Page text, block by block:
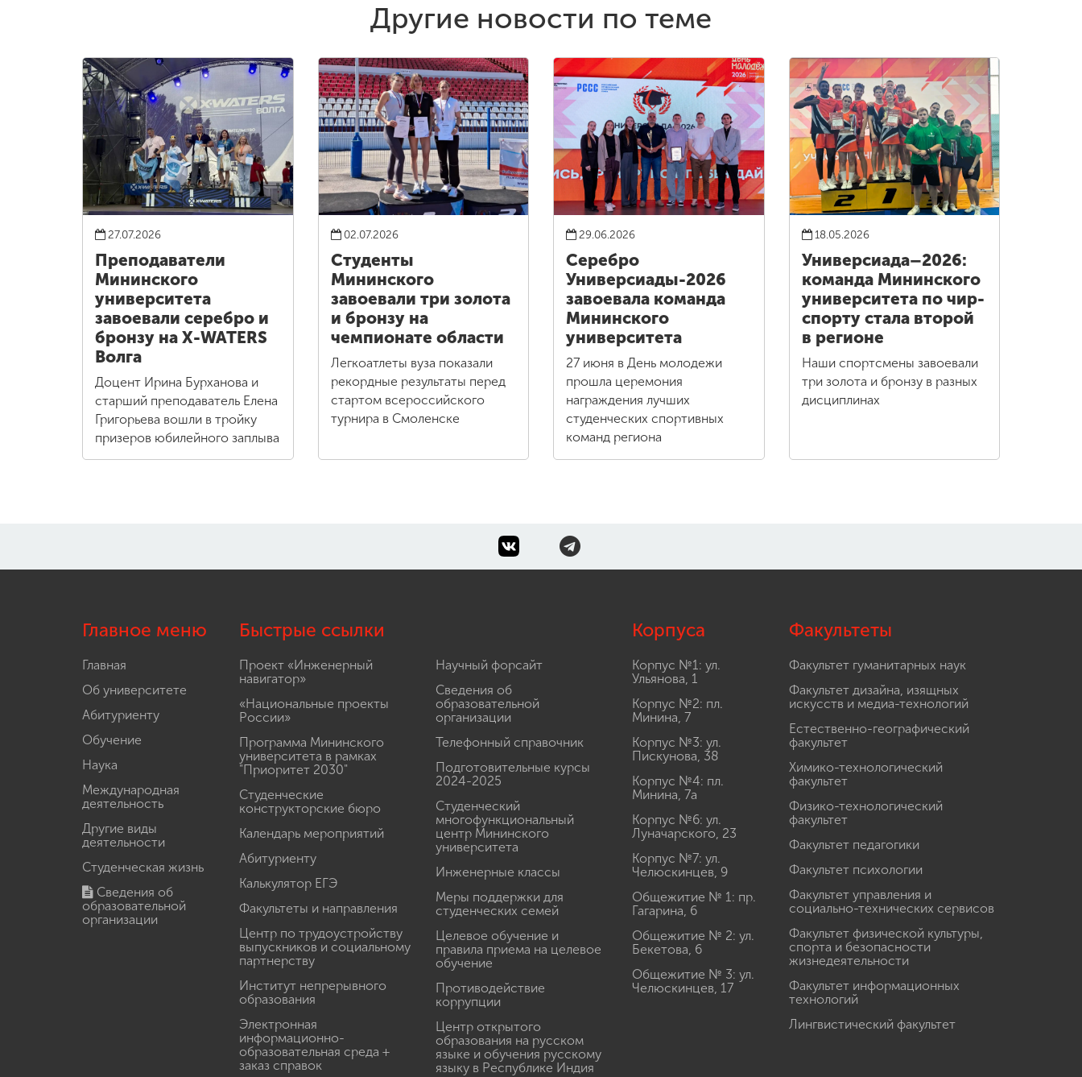
Другие новости по теме
27.07.2026
Преподаватели
Мининского
университета
завоевали серебро и
бронзу на X-WATERS
Волга
Доцент Ирина Бурханова и
старший преподаватель Елена
Григорьева вошли в тройку
призеров юбилейного заплыва
02.07.2026
Студенты
Мининского
завоевали три золота
и бронзу на
чемпионате области
Легкоатлеты вуза показали
рекордные результаты перед
стартом всероссийского
турнира в Смоленске
29.06.2026
Серебро
Универсиады-2026
завоевала команда
Мининского
университета
27 июня в День молодежи
прошла церемония
награждения лучших
студенческих спортивных
команд региона
18.05.2026
Универсиада–2026:
команда Мининского
университета по чир-
спорту стала второй
в регионе
Наши спортсмены завоевали
три золота и бронзу в разных
дисциплинах
Главное меню
Главная
Об университете
Абитуриенту
Обучение
Наука
Международная
деятельность
Другие виды
деятельности
Студенческая жизнь
Сведения об
образовательной
организации
Быстрые ссылки
Проект «Инженерный
навигатор»
«Национальные проекты
России»
Программа Мининского
университета в рамках
"Приоритет 2030"
Студенческие
конструкторские бюро
Календарь мероприятий
Абитуриенту
Калькулятор ЕГЭ
Факультеты и направления
Центр по трудоустройству
выпускников и социальному
партнерству
Институт непрерывного
образования
Электронная
информационно-
образовательная среда +
заказ справок
Научный форсайт
Сведения об
образовательной
организации
Телефонный справочник
Подготовительные курсы
2024-2025
Студенческий
многофункциональный
центр Мининского
университета
Инженерные классы
Меры поддержки для
студенческих семей
Целевое обучение и
правила приема на целевое
обучение
Противодействие
коррупции
Центр открытого
образования на русском
языке и обучения русскому
языку в Республике Индия
Корпуса
Корпус №1: ул.
Ульянова, 1
Корпус №2: пл.
Минина, 7
Корпус №3: ул.
Пискунова, 38
Корпус №4: пл.
Минина, 7а
Корпус №6: ул.
Луначарского, 23
Корпус №7: ул.
Челюскинцев, 9
Общежитие № 1: пр.
Гагарина, 6
Общежитие № 2: ул.
Бекетова, 6
Общежитие № 3: ул.
Челюскинцев, 17
Факультеты
Факультет гуманитарных наук
Факультет дизайна, изящных
искусств и медиа-технологий
Естественно-географический
факультет
Химико-технологический
факультет
Физико-технологический
факультет
Факультет педагогики
Факультет психологии
Факультет управления и
социально-технических сервисов
Факультет физической культуры,
спорта и безопасности
жизнедеятельности
Факультет информационных
технологий
Лингвистический факультет